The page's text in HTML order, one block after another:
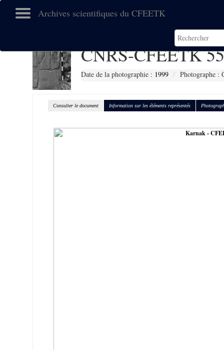
Archives scientifiques du CFEETK
CNRS-CFEETK
Date de la photographie : 1999 Photographe :
Consulter le document Information sur les éléments représentés